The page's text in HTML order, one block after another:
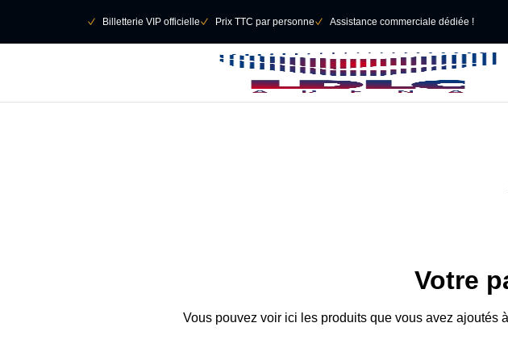
􀆅 Billetterie VIP officielle􀆅 Prix TTC par personne􀆅 Assistance commerciale dédiée !
Votre
Vous pouvez voir ici les produits que vous avez ajoutés